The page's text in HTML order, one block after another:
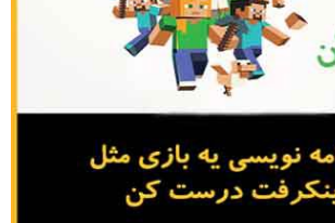
فارسی بازی کنیم؟
فارسی رایگان به بررسی ماینکرافت
برای بازی کردن به زبان فارسی در
را نصب کنید: ابتدا نسخه فارسی بازی
و نصب کنید. مطمئن شوید که از منبع معتبر